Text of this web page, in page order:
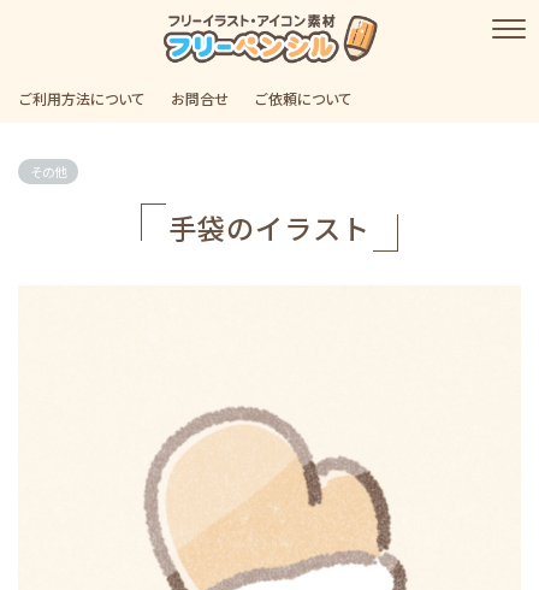
ご利用方法について お問合せ ご依頼について
その他
手袋のイラスト